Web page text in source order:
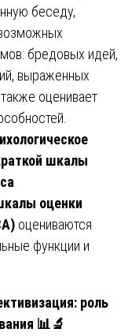
беседу,
бредовых идей,
выраженных
оценивает
шкалы
оценки
оцениваются
функции и
роль
📊🔬